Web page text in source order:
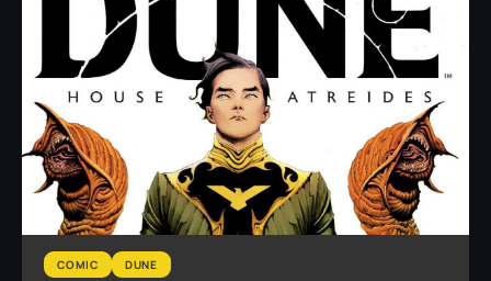
COMIC DUNE